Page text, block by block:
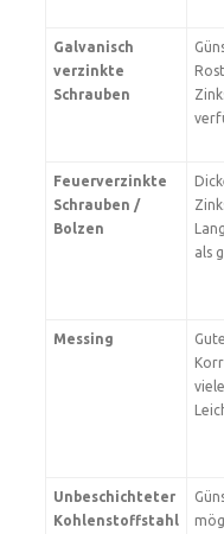
Galvanisch
verzinkte
Schrauben
Feuerverzinkte
Schrauben /
Bolzen
als
Messing
Unbeschichteter
Kohlenstoffstahl